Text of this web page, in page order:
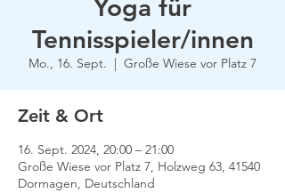
Yoga für
Tennisspieler/innen
Mo., 16. Sept.
  |
Große Wiese vor Platz 7
Zeit & Ort
16. Sept. 2024, 20:00 – 21:00
Große Wiese vor Platz 7, Holzweg 63, 41540
Dormagen, Deutschland